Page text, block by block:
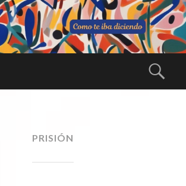
C
A
Una larga
PRISIÓN